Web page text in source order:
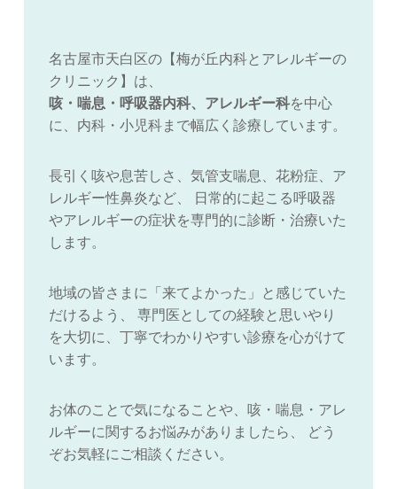
名古屋市天白区の【梅が丘内科とアレルギーの
クリニック】は、
咳・喘息・呼吸器内科、アレルギー科を中心
に、内科・小児科まで幅広く診療しています。
長引く咳や息苦しさ、気管支喘息、花粉症、ア
レルギー性鼻炎など、 日常的に起こる呼吸器
やアレルギーの症状を専門的に診断・治療いた
します。
地域の皆さまに「来てよかった」と感じていた
だけるよう、 専門医としての経験と思いやり
を大切に、丁寧でわかりやすい診療を心がけて
います。
お体のことで気になることや、咳・喘息・アレ
ルギーに関するお悩みがありましたら、 どう
ぞお気軽にご相談ください。